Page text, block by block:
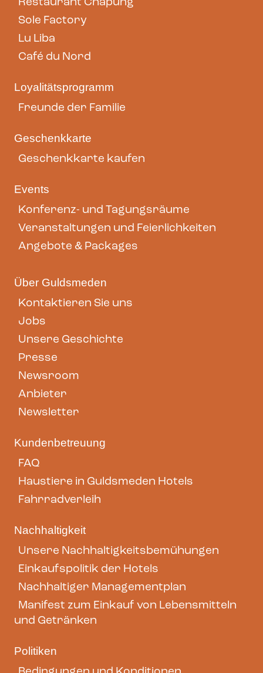
Restaurant Chapung
Sole Factory
Lu Liba
Café du Nord
Loyalitätsprogramm
Freunde der Familie
Geschenkkarte
Geschenkkarte kaufen
Events
Konferenz- und Tagungsräume
Veranstaltungen und Feierlichkeiten
Angebote & Packages
Über Guldsmeden
Kontaktieren Sie uns
Jobs
Unsere Geschichte
Presse
Newsroom
Anbieter
Newsletter
Kundenbetreuung
FAQ
Haustiere in Guldsmeden Hotels
Fahrradverleih
Nachhaltigkeit
Unsere Nachhaltigkeitsbemühungen
Einkaufspolitik der Hotels
Nachhaltiger Managementplan
Manifest zum Einkauf von Lebensmitteln
und Getränken
Politiken